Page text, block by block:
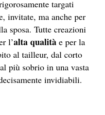
targati
invitate, ma anche per
sposa. Tutte creazioni
l’alta qualità e per la
al tailleur, dal corto
più sobrio in una vasta
invidiabili.